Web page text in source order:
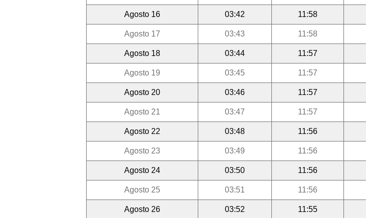
Agosto 16 03:42 11:58
Agosto 17 03:43 11:58
Agosto 18 03:44 11:57
Agosto 19 03:45 11:57
Agosto 20 03:46 11:57
Agosto 21 03:47 11:57
Agosto 22 03:48 11:56
Agosto 23 03:49 11:56
Agosto 24 03:50 11:56
Agosto 25 03:51 11:56
Agosto 26 03:52 11:55